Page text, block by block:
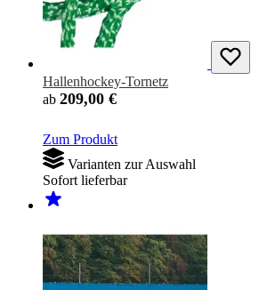
Hallenhockey-Tornetz
ab 209,00 €
Zum Produkt
Varianten zur Auswahl
Sofort lieferbar